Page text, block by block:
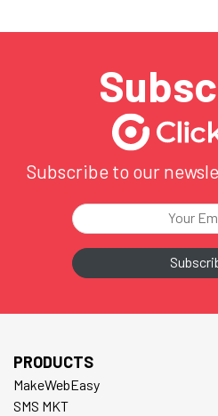
Subscribe to our
PRODUCTS
MakeWebEasy
SMS MKT